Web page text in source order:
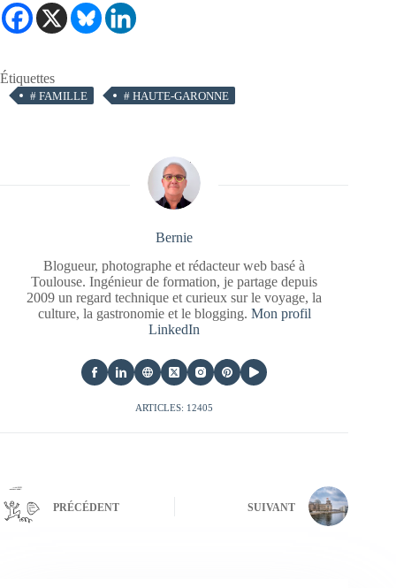
Étiquettes
# FAMILLE # HAUTE-GARONNE
Bernie
Blogueur, photographe et rédacteur web basé à
Toulouse. Ingénieur de formation, je partage depuis
2009 un regard technique et curieux sur le voyage, la
culture, la gastronomie et le blogging. Mon profil
LinkedIn
ARTICLES: 12405
PRÉCÉDENT SUIVANT